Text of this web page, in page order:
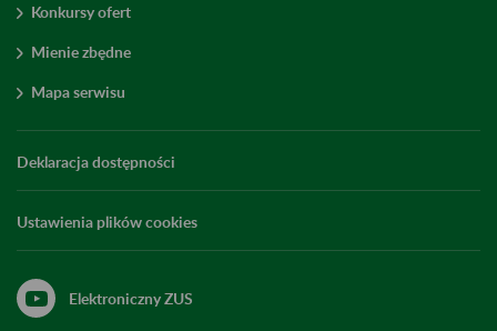
Konkursy ofert
Mienie zbędne
Mapa serwisu
Deklaracja dostępności
Ustawienia plików cookies
Elektroniczny ZUS